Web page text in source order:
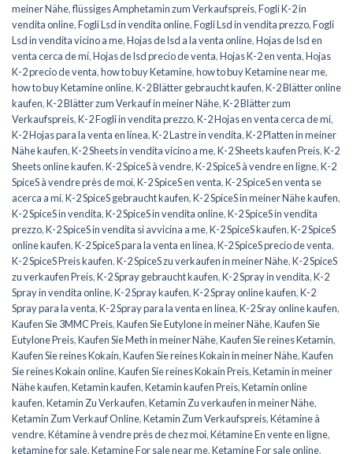
meiner Nähe,flüssiges Amphetamin zum Verkaufspreis,Fogli K-2 in
vendita online,Fogli Lsd in vendita online,Fogli Lsd in vendita prezzo,Fogli
Lsd in vendita vicino a me,Hojas de lsd a la venta online,Hojas de lsd en
venta cerca de mí,Hojas de lsd precio de venta,Hojas K-2 en venta,Hojas
K-2 precio de venta,how to buy Ketamine,how to buy Ketamine near me,
how to buy Ketamine online,K-2 Blätter gebraucht kaufen,K-2 Blätter online
kaufen,K-2 Blätter zum Verkauf in meiner Nähe,K-2 Blätter zum
Verkaufspreis,K-2 Fogli in vendita prezzo,K-2 Hojas en venta cerca de mí,
K-2 Hojas para la venta en línea,K-2 Lastre in vendita,K-2 Platten in meiner
Nähe kaufen,K-2 Sheets in vendita vicino a me,K-2 Sheets kaufen Preis,K-2
Sheets online kaufen,K-2 SpiceS à vendre,K-2 SpiceS à vendre en ligne,K-2
SpiceS à vendre près de moi,K-2 SpiceS en venta,K-2 SpiceS en venta se
acerca a mí,K-2 SpiceS gebraucht kaufen,K-2 SpiceS in meiner Nähe kaufen,
K-2 SpiceS in vendita,K-2 SpiceS in vendita online,K-2 SpiceS in vendita
prezzo,K-2 SpiceS in vendita si avvicina a me,K-2 SpiceS kaufen,K-2 SpiceS
online kaufen,K-2 SpiceS para la venta en línea,K-2 SpiceS precio de venta,
K-2 SpiceS Preis kaufen,K-2 SpiceS zu verkaufen in meiner Nähe,K-2 SpiceS
zu verkaufen Preis,K-2 Spray gebraucht kaufen,K-2 Spray in vendita,K-2
Spray in vendita online,K-2 Spray kaufen,K-2 Spray online kaufen,K-2
Spray para la venta,K-2 Spray para la venta en línea,K-2 Sray online kaufen,
Kaufen Sie 3MMC Preis,Kaufen Sie Eutylone in meiner Nähe,Kaufen Sie
Eutylone Preis,Kaufen Sie Meth in meiner Nähe,Kaufen Sie reines Ketamin,
Kaufen Sie reines Kokain,Kaufen Sie reines Kokain in meiner Nähe,Kaufen
Sie reines Kokain online,Kaufen Sie reines Kokain Preis,Ketamin in meiner
Nähe kaufen,Ketamin kaufen,Ketamin kaufen Preis,Ketamin online
kaufen,Ketamin Zu Verkaufen,Ketamin Zu verkaufen in meiner Nähe,
Ketamin Zum Verkauf Online,Ketamin Zum Verkaufspreis,Kétamine à
vendre,Kétamine à vendre près de chez moi,Kétamine En vente en ligne,
ketamine for sale,Ketamine For sale near me,Ketamine For sale online,